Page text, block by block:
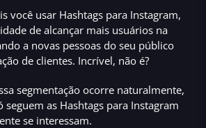
você usar Hashtags para Instagram,
de alcançar mais usuários na
a novas pessoas do seu público
de clientes. Incrível, não é?
segmentação ocorre naturalmente,
seguem as Hashtags para Instagram
se interessam.